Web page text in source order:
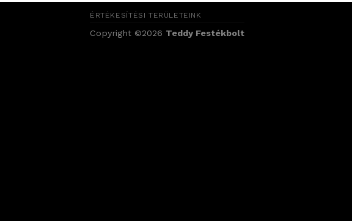
ÉRTÉKESÍTÉSI TERÜLETEINK
Copyright ©2026 Teddy Festékbolt